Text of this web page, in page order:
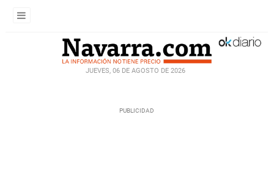
JUEVES, 06 DE AGOSTO DE 2026